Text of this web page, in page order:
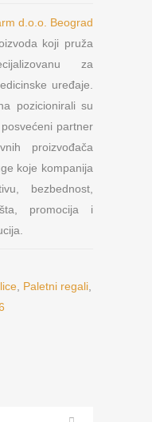
d.o.o. Beograd
koji pruža
za
uređaje.
pozicionirali su
partner
proizvođača
koje kompanija
bezbednost,
promocija i
, Paletni regali,